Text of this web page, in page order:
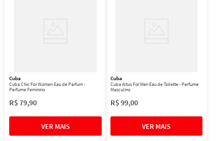
Cuba
Cuba Chic For Women Eau de Parfum -
Perfume Feminino
R$79,90
Cuba
Cuba Altus For Men Eau de Toilette - Perfume
Masculino
R$99,00